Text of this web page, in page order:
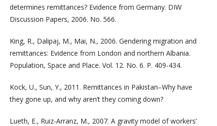
determines remittances? Evidence from Germany. DIW
Discussion Papers, 2006. No. 566.
King, R., Dalipaj, M., Mai, N., 2006. Gendering migration and
remittances: Evidence from London and northern Albania.
Population, Space and Place. Vol. 12. No. 6. P. 409-434.
Kock, U., Sun, Y., 2011. Remittances in Pakistan–Why have
they gone up, and why aren’t they coming down?
Lueth, E., Ruiz-Arranz, M., 2007. A gravity model of workers’